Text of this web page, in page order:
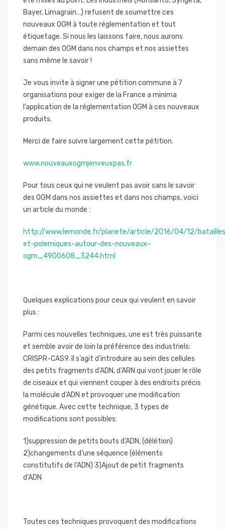
Bayer, Limagrain…) refusent de soumettre ces
nouveaux OGM à toute réglementation et tout
étiquetage. Si nous les laissons faire, nous aurons
demain des OGM dans nos champs et nos assiettes
sans même le savoir !
Je vous invite à signer une pétition commune à 7
organisations pour exiger de la France a minima
l’application de la réglementation OGM à ces nouveaux
produits.
Merci de faire suivre largement cette pétition.
www.nouveauxogmjenveuxpas.fr
Pour tous ceux qui ne veulent pas avoir sans le savoir
des OGM dans nos assiettes et dans nos champs, voici
un article du monde :
http://www.lemonde.fr/planete/article/2016/04/12/
et-polemiques-autour-des-nouveaux-
ogm_4900608_3244.html
Quelques explications pour ceux qui veulent en savoir
plus :
Parmi ces nouvelles techniques, une est très puissante
et semble avoir de loin la préférence des industriels:
CRISPR-CAS9. Il s’agit d’introduire au sein des cellules
des petits fragments d’ADN, d’ARN qui vont jouer le rôle
de ciseaux et qui viennent couper à des endroits précis
la molécule d’ADN et provoquer une modification
génétique. Avec cette technique, 3 types de
modifications sont possibles:
1)suppression de petits bouts d’ADN, (délétion)
2)changements d’une séquence (éléments
constitutifs de l’ADN) 3)Ajout de petit fragments
d’ADN
Toutes ces techniques provoquent des modifications